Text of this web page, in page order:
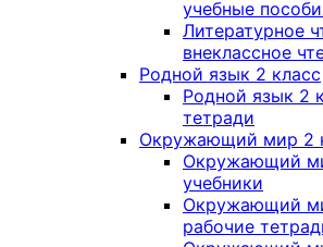
учебные
Литературное
внеклассное
Родной язык 2 класс
Родной язык 2
тетради
Окружающий мир 2
Окружающий
учебники
Окружающий
рабочие